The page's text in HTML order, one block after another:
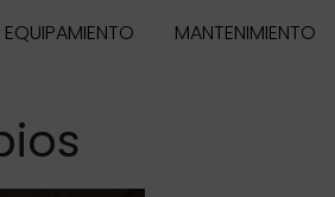
EQUIPAMIENTO MANTENIMIENTO